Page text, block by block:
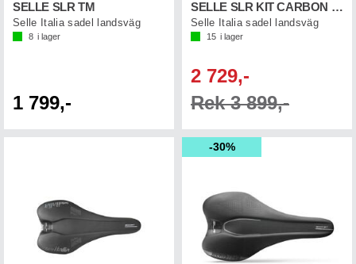
SELLE SLR TM
Selle Italia sadel landsväg
8 i lager
1 799,-
SELLE SLR KIT CARBON SUPERFLOW
Selle Italia sadel landsväg
15 i lager
2 729,-
Rek 3 899,-
30%